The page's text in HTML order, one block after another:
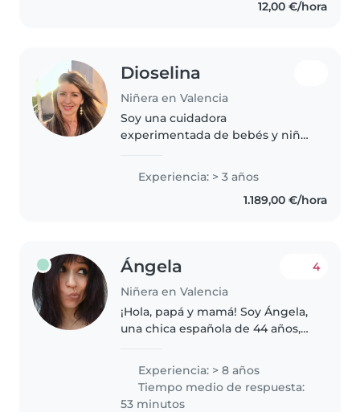
forma divertida y compartir..12,00 €/hora
Dioselina
Niñera en Valencia
Soy una cuidadora
experimentada de bebés y niños
experiencia. Hablo español y
puedo ayudar con una variedad
de tareas como dibujar, leer
Experiencia: > 3 años
1.189,00 €/hora
Ángela
Niñera en Valencia
4
¡Hola, papá y mamá! Soy Ángela,
una chica española de 44 años,
ayudarte con tu hij@, estos
pequeños locos seres me
fascinan. Tengo más de 10 años..
Experiencia: > 8 años
Tiempo medio de respuesta:
53 minutos